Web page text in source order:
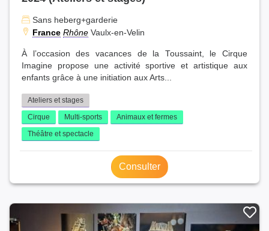
Sans heberg+garderie
France Rhône Vaulx-en-Velin
À l’occasion des vacances de la Toussaint, le Cirque
Imagine propose une activité sportive et artistique aux
enfants grâce à une initiation aux Arts...
Ateliers et stages
Cirque
Multi-sports
Animaux et fermes
Théâtre et spectacle
Consulter